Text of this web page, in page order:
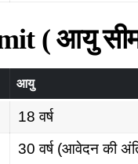
( आयु
आयु
18 वर्ष
30 वर्ष (आवेदन की